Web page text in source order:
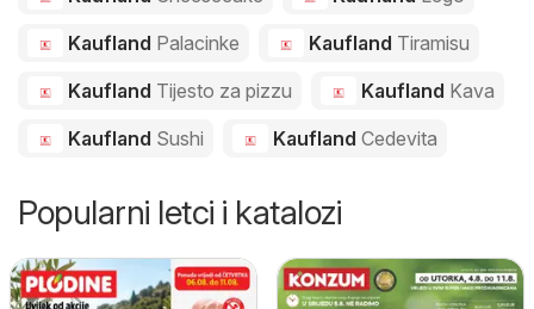
Kaufland Palacinke Kaufland Tiramisu
Kaufland Tijesto za pizzu Kaufland Kava
Kaufland Sushi Kaufland Cedevita
Popularni letci i katalozi